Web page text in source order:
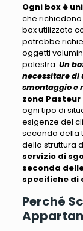
Ogni box è
che
box utilizzato
potrebbe
oggetti
palestra. Un
necessitare di
smontaggio e
zona Pasteur
ogni tipo di
esigenze del
seconda della
della struttura
servizio di
seconda
specifiche di
Perché